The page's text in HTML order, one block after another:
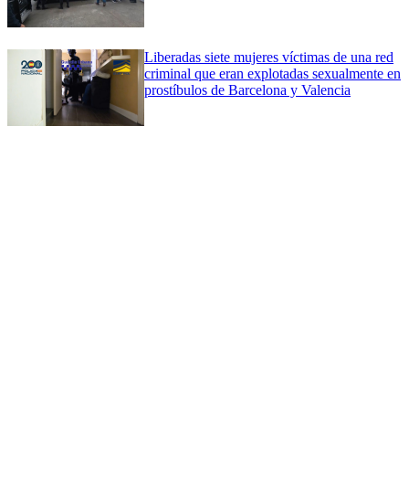
Liberadas siete mujeres víctimas de una red
criminal que eran explotadas sexualmente en
prostíbulos de Barcelona y Valencia